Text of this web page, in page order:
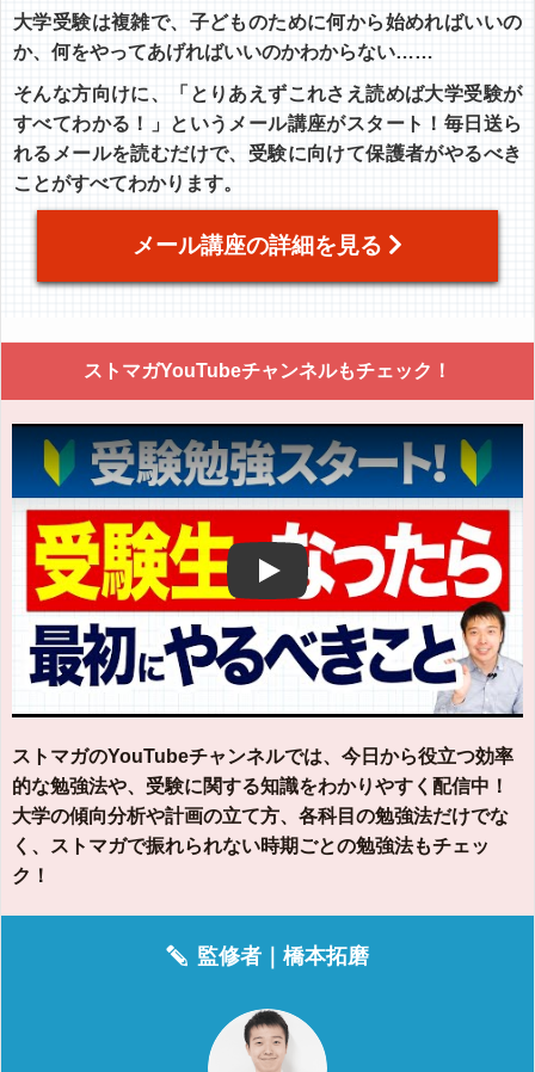
大学受験は複雑で、子どものために何から始めればいいの
か、何をやってあげればいいのかわからない……
そんな方向けに、「とりあえずこれさえ読めば大学受験が
すべてわかる！」というメール講座がスタート！毎日送ら
れるメールを読むだけで、受験に向けて保護者がやるべき
ことがすべてわかります。
メール講座の詳細を見る
ストマガYouTubeチャンネルもチェック！
Play
ストマガのYouTubeチャンネルでは、今日から役立つ効率
的な勉強法や、受験に関する知識をわかりやすく配信中！
大学の傾向分析や計画の立て方、各科目の勉強法だけでな
く、ストマガで振れられない時期ごとの勉強法もチェッ
ク！
監修者｜橋本拓磨